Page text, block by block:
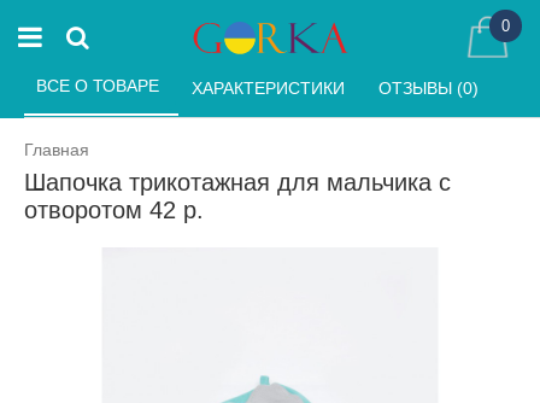
0
Главная
Шапочка трикотажная для мальчика с
отворотом 42 р.
ВСЕ О ТОВАРЕ ХАРАКТЕРИСТИКИ ОТЗЫВЫ (0)